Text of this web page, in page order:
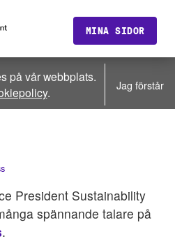
MINA SIDOR
på vår webbplats.
. Jag förstår
President Sustainability
spännande talare på
.